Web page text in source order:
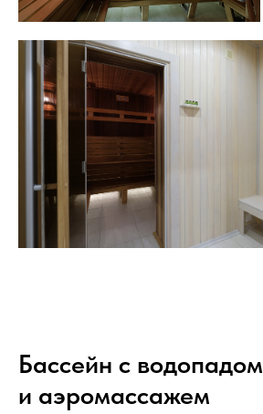
Бассейн с водопадом
и аэромассажем